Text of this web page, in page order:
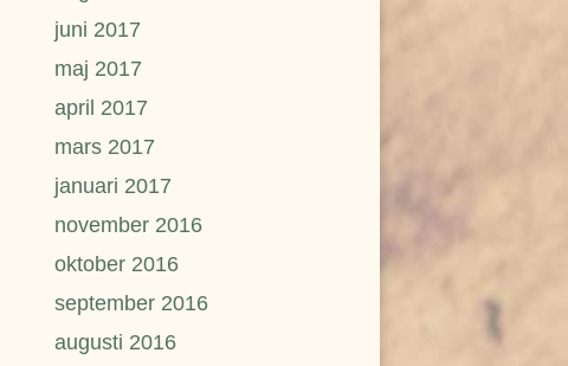
juni 2017
maj 2017
april 2017
mars 2017
januari 2017
november 2016
oktober 2016
september 2016
augusti 2016